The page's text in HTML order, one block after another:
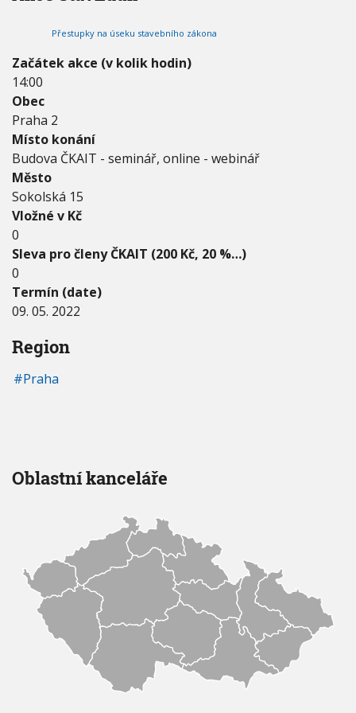
-
0
9
.
0
5
.
2
0
2
2
Přestupky na úseku stavebního zákona
Začátek akce (v kolik hodin)
14:00
Obec
Praha 2
Místo konání
Budova ČKAIT - seminář, online - webinář
Město
Sokolská 15
Vložné v Kč
0
Sleva pro členy ČKAIT (200 Kč, 20 %…)
0
Termín (date)
09. 05. 2022
Region
Praha
Oblastní kanceláře